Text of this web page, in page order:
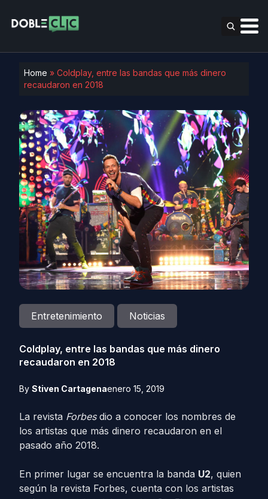
Home » Coldplay, entre las bandas que más dinero
recaudaron en 2018
Entretenimiento Noticias
Coldplay, entre las bandas que más dinero
recaudaron en 2018
By Stiven Cartagenaenero 15, 2019
La revista Forbesdio a conocer los nombres de
los artistas que más dinero recaudaron en el
pasado año 2018.
En primer lugar se encuentra la banda U2, quien
según la revista Forbes, cuenta con los artistas